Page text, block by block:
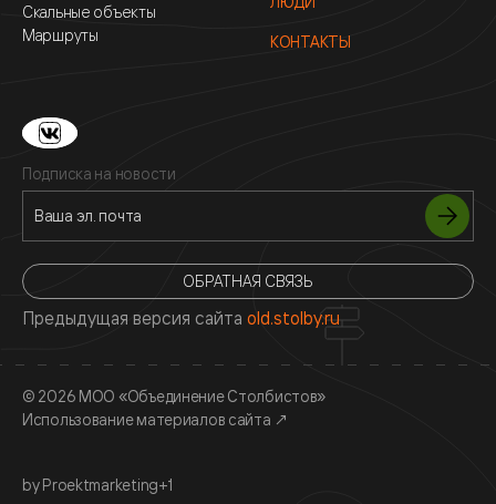
Скальные объекты
Маршруты
КОНТАКТЫ
Подписка на новости
ОБРАТНАЯ СВЯЗЬ
Предыдущая версия сайта old.stolby.ru
© 2026 МОО «Объединение Столбистов»
Использование материалов сайта ↗
by Proektmarketing+1